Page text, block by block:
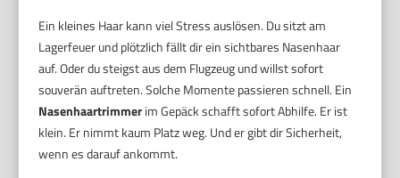
Ein kleines Haar kann viel Stress auslösen. Du sitzt am
Lagerfeuer und plötzlich fällt dir ein sichtbares Nasenhaar
auf. Oder du steigst aus dem Flugzeug und willst sofort
souverän auftreten. Solche Momente passieren schnell. Ein
Nasenhaartrimmerim Gepäck schafft sofort Abhilfe. Er ist
klein. Er nimmt kaum Platz weg. Und er gibt dir Sicherheit,
wenn es darauf ankommt.